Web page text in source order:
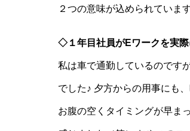
２つの意味が込められています
◇１年目社員がEワークを実
私は車で通勤しているのです
でした♪ 夕方からの用事にも
お腹の空くタイミングが早ま